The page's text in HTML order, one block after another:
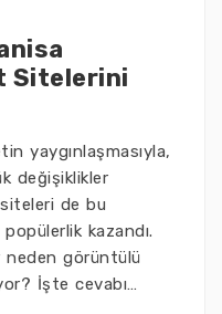
Sitelerini
yaygınlaşmasıyla,
değişiklikler
de bu
kazandı.
neden görüntülü
İşte cevabı…